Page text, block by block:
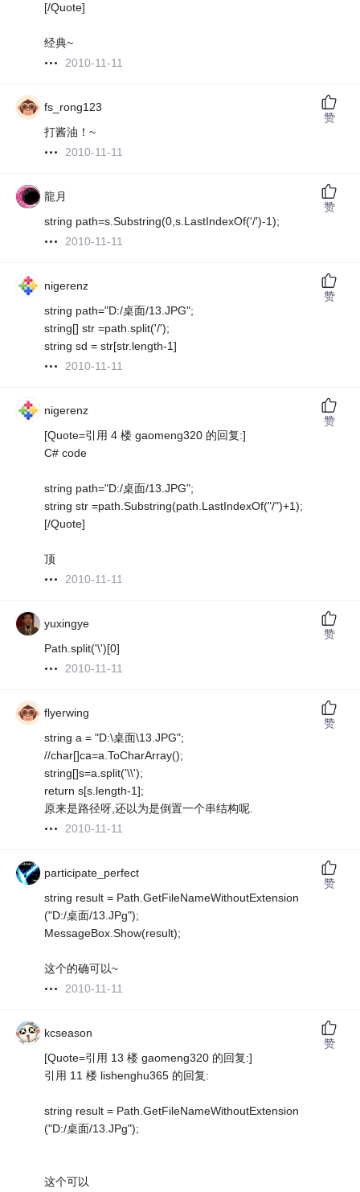
[/Quote]
经典~
2010-11-11
fs_rong123
打酱油！~
2010-11-11
赞
龍月
string path=s.Substring(0,s.LastIndexOf('/')-1);
2010-11-11
赞
nigerenz
string path="D:/桌面/13.JPG";
string[] str =path.split('/');
string sd = str[str.length-1]
2010-11-11
赞
nigerenz
[Quote=引用 4 楼 gaomeng320 的回复:]
C# code
string path="D:/桌面/13.JPG";
string str =path.Substring(path.LastIndexOf("/")+1);
[/Quote]
顶
2010-11-11
赞
yuxingye
Path.split('\')[0]
2010-11-11
赞
flyerwing
string a = "D:\桌面\13.JPG";
//char[]ca=a.ToCharArray();
string[]s=a.split('\\');
return s[s.length-1];
原来是路径呀,还以为是倒置一个串结构呢.
2010-11-11
赞
participate_perfect
string result = Path.GetFileNameWithoutExtension
("D:/桌面/13.JPg");
MessageBox.Show(result);
这个的确可以~
2010-11-11
赞
kcseason
[Quote=引用 13 楼 gaomeng320 的回复:]
引用 11 楼 lishenghu365 的回复:
string result = Path.GetFileNameWithoutExtension
("D:/桌面/13.JPg");
这个可以
赞